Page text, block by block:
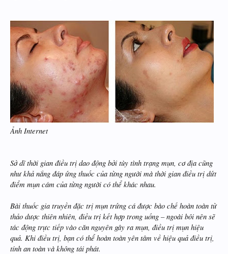
Ảnh Internet
Sở dĩ thời gian điều trị dao động bởi tùy tình trạng mụn, cơ địa cũng
như khả nắng đáp ứng thuốc của từng người mà thời gian điều trị dứt
điểm mụn cám của từng người có thể khác nhau.
Bài thuốc gia truyền đặc trị mụn trứng cá được bào chế hoàn toàn từ
thảo dược thiên nhiên, điều trị kết hợp trong uống – ngoài bôi nên sẽ
tác động trực tiếp vào căn nguyên gây ra mụn, điều trị mụn hiệu
quả. Khi điều trị, bạn có thể hoàn toàn yên tâm về hiệu quả điều trị,
tính an toàn và không tái phát.